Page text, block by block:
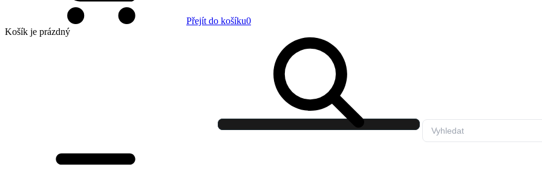
Přejít do košíku0
Košík je prázdný